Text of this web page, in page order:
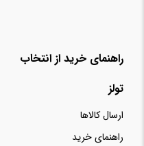
راهنمای خرید از انتخاب
تولز
ارسال کالاها
راهنمای خرید